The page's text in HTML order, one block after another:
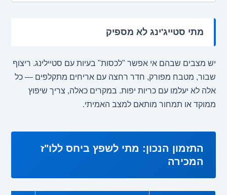
מתי סטייג'ינג לא מספיק
יש מצבים שבהם אי אפשר "לכסות" בעיות עם סטיילינג. ריצוף
שבור, מטבח מפורק, חדר רחצה עם אריחים מתקלפים — כל
אלה לא יעלמו עם כריות יפות. במקרים כאלה, צריך שיפוץ
ממוקד או תמחור מותאם למצב האמיתי.
התזמון הנכון: מתי לשפץ ביחס ללו"ז
המכירה